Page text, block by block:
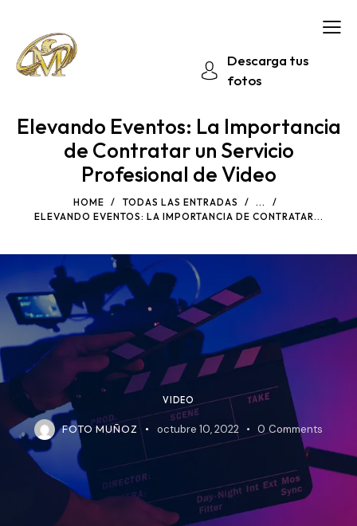
Descarga tus
fotos
Elevando Eventos: La Importancia
de Contratar un Servicio
Profesional de Video
HOME TODAS LAS ENTRADAS
...
ELEVANDO EVENTOS: LA IMPORTANCIA DE CONTRATAR...
VIDEO
FOTO MUÑOZ octubre 10, 2022 0 Comments